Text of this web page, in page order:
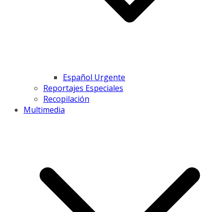
Español Urgente
Reportajes Especiales
Recopilación
Multimedia